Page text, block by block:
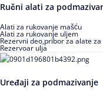
Ručni alati za
Alati za rukovanje mašću
Alati za rukovanje uljem
Rezervni deo,pribor za alate
Rezervoar ulja
Uređaji za podmazivanje